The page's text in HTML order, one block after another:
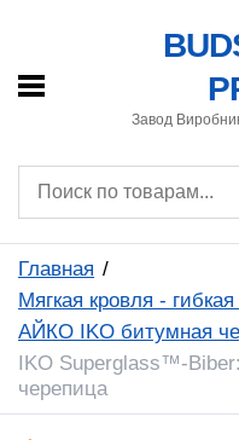
Завод Виробник
Главная
Мягкая кровля -
АЙКО IKO битумная
IKO Superglass™-
черепица